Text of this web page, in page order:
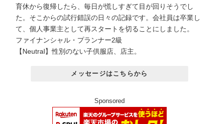
育休から復帰したら、毎日が慌しすぎて目が回りそうでし
た。そこからの試行錯誤の日々の記録です。会社員は卒業し
て、個人事業主として再スタートを切ることにしました。
ファイナンシャル・プランナー2級
【Neutral】性別のない子供服店、店主。
メッセージはこちらから
Sponsored